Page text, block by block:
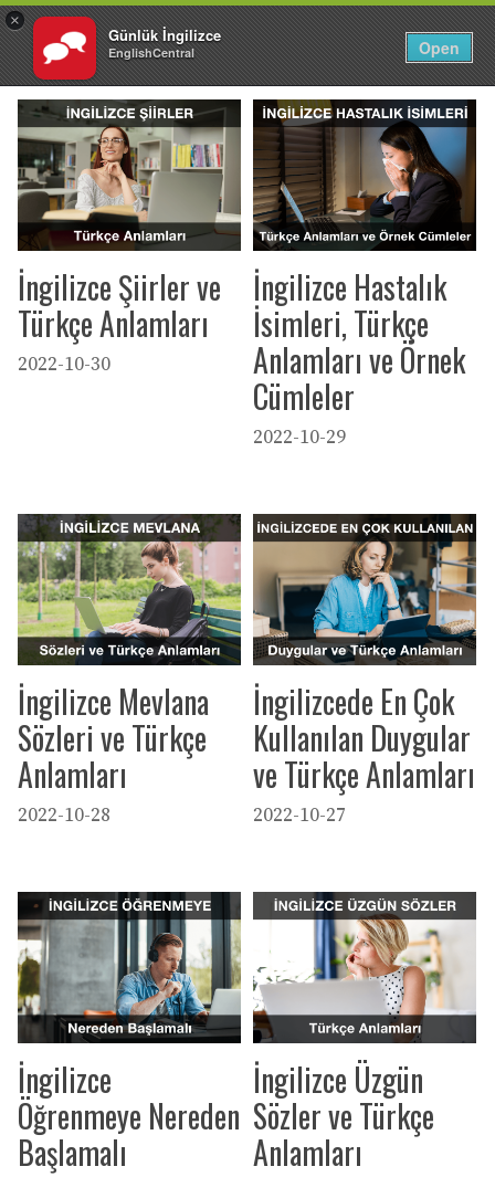
×
Günlük İngilizce
EnglishCentral Open
Giriş Yap TR
İçeriğe
atla
İngilizce Şiirler ve
Türkçe Anlamları
2022-10-30
İngilizce Hastalık
İsimleri, Türkçe
Anlamları ve Örnek
Cümleler
2022-10-29
İngilizce Mevlana
Sözleri ve Türkçe
Anlamları
2022-10-28
İngilizcede En Çok
Kullanılan Duygular
ve Türkçe Anlamları
2022-10-27
İngilizce
Öğrenmeye Nereden
Başlamalı
İngilizce Üzgün
Sözler ve Türkçe
Anlamları